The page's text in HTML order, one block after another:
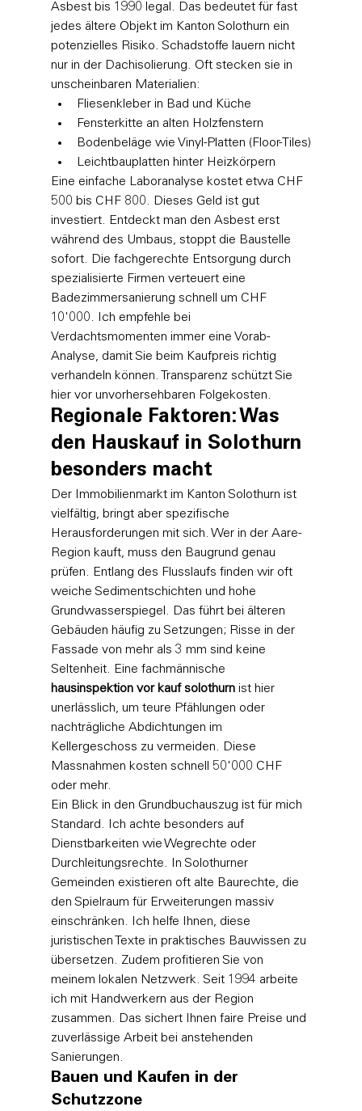
Asbest bis 1990 legal. Das bedeutet für fast
jedes ältere Objekt im Kanton Solothurn ein
potenzielles Risiko. Schadstoffe lauern nicht
nur in der Dachisolierung. Oft stecken sie in
unscheinbaren Materialien:
Fliesenkleber in Bad und Küche
Fensterkitte an alten Holzfenstern
Bodenbeläge wie Vinyl-Platten (Floor-Tiles)
Leichtbauplatten hinter Heizkörpern
Eine einfache Laboranalyse kostet etwa CHF
500 bis CHF 800. Dieses Geld ist gut
investiert. Entdeckt man den Asbest erst
während des Umbaus, stoppt die Baustelle
sofort. Die fachgerechte Entsorgung durch
spezialisierte Firmen verteuert eine
Badezimmersanierung schnell um CHF
10'000. Ich empfehle bei
Verdachtsmomenten immer eine Vorab-
Analyse, damit Sie beim Kaufpreis richtig
verhandeln können. Transparenz schützt Sie
hier vor unvorhersehbaren Folgekosten.
Regionale Faktoren: Was
den Hauskauf in Solothurn
besonders macht
Der Immobilienmarkt im Kanton Solothurn ist
vielfältig, bringt aber spezifische
Herausforderungen mit sich. Wer in der Aare-
Region kauft, muss den Baugrund genau
prüfen. Entlang des Flusslaufs finden wir oft
weiche Sedimentschichten und hohe
Grundwasserspiegel. Das führt bei älteren
Gebäuden häufig zu Setzungen; Risse in der
Fassade von mehr als 3 mm sind keine
Seltenheit. Eine fachmännische
hausinspektion vor kauf solothurn ist hier
unerlässlich, um teure Pfählungen oder
nachträgliche Abdichtungen im
Kellergeschoss zu vermeiden. Diese
Massnahmen kosten schnell 50'000 CHF
oder mehr.
Ein Blick in den Grundbuchauszug ist für mich
Standard. Ich achte besonders auf
Dienstbarkeiten wie Wegrechte oder
Durchleitungsrechte. In Solothurner
Gemeinden existieren oft alte Baurechte, die
den Spielraum für Erweiterungen massiv
einschränken. Ich helfe Ihnen, diese
juristischen Texte in praktisches Bauwissen zu
übersetzen. Zudem profitieren Sie von
meinem lokalen Netzwerk. Seit 1994 arbeite
ich mit Handwerkern aus der Region
zusammen. Das sichert Ihnen faire Preise und
zuverlässige Arbeit bei anstehenden
Sanierungen.
Bauen und Kaufen in der
Schutzzone